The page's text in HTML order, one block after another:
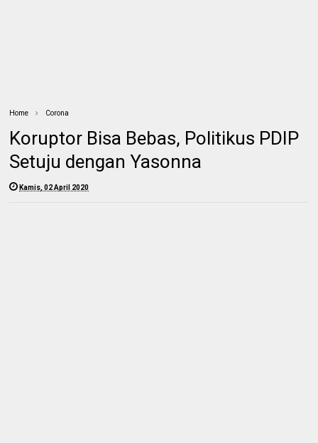
Home Corona
Koruptor Bisa Bebas, Politikus PDIP
Setuju dengan Yasonna
Kamis, 02 April 2020